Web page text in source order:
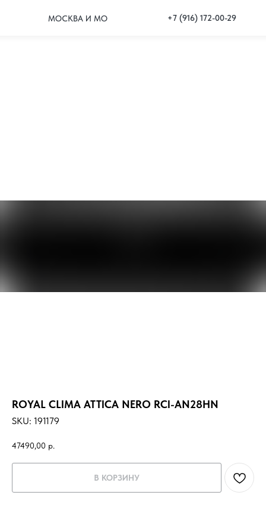
МОСКВА И МО +7 (916) 172-00-29
ROYAL CLIMA ATTICA NERO RCI-AN28HN
SKU: 191179
47490,00 р.
В КОРЗИНУ